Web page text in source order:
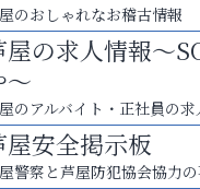
のおしゃれなお稽古情報
屋の求人情報～
～
のアルバイト・正社員の求
屋安全掲示板
警察と芦屋防犯協会協力